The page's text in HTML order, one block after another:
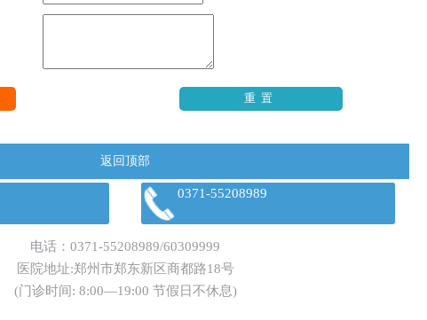
返回顶部
0371-55208989
电话： 0371-55208989/60309999
医院地址:郑州市郑东新区商都路18号
(门诊时间: 8:00—19:00 节假日不休息)